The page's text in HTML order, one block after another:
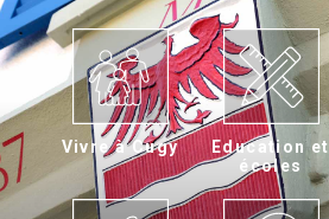
Vivre à Cugy
Education et
écoles